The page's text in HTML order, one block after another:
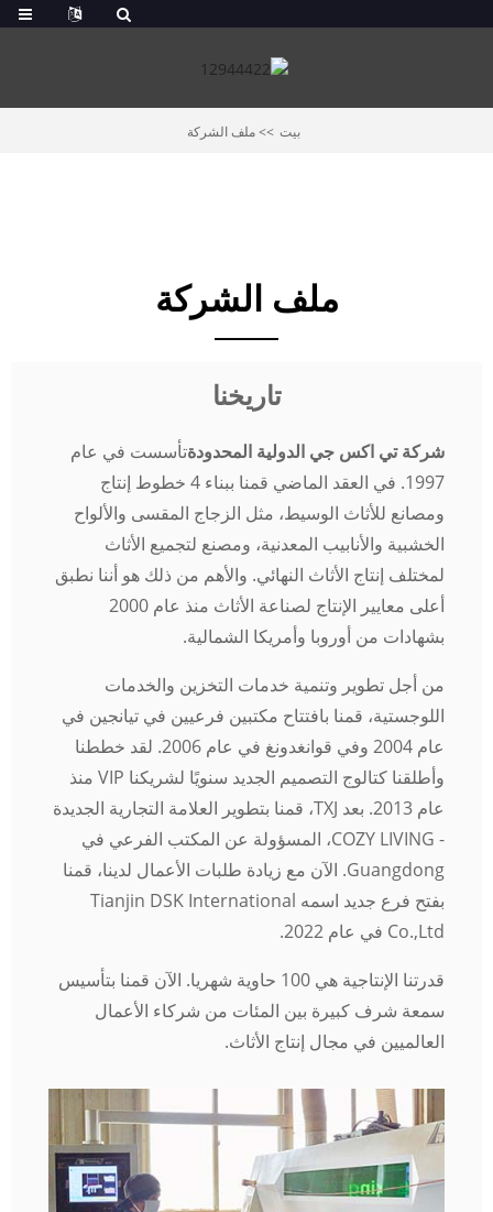
بيت ملف الشركة
ملف الشركة
تاريخنا
شركة تي اكس جي الدولية المحدودةتأسست في عام
1997. في العقد الماضي قمنا ببناء 4 خطوط إنتاج
ومصانع للأثاث الوسيط، مثل الزجاج المقسى والألواح
الخشبية والأنابيب المعدنية، ومصنع لتجميع الأثاث
لمختلف إنتاج الأثاث النهائي. والأهم من ذلك هو أننا نطبق
أعلى معايير الإنتاج لصناعة الأثاث منذ عام 2000
بشهادات من أوروبا وأمريكا الشمالية.
من أجل تطوير وتنمية خدمات التخزين والخدمات
اللوجستية، قمنا بافتتاح مكتبين فرعيين في تيانجين في
عام 2004 وفي قوانغدونغ في عام 2006. لقد خططنا
وأطلقنا كتالوج التصميم الجديد سنويًا لشريكنا VIP منذ
عام 2013. بعد TXJ، قمنا بتطوير العلامة التجارية الجديدة
- COZY LIVING، المسؤولة عن المكتب الفرعي في
Guangdong. الآن مع زيادة طلبات الأعمال لدينا، قمنا
بفتح فرع جديد اسمه Tianjin DSK International
Co.,Ltd في عام 2022.
قدرتنا الإنتاجية هي 100 حاوية شهريا. الآن قمنا بتأسيس
سمعة شرف كبيرة بين المئات من شركاء الأعمال
العالميين في مجال إنتاج الأثاث.